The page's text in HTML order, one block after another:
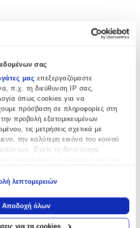
σας
μας επεξεργαζόμαστε
π.χ. τη διεύθυνση IP σας,
όπως cookies για να
πρόσβαση σε πληροφορίες στη
προβολή εξατομικευμένων
τις μετρήσεις σχετικά με
την καλύτερη εικόνα του κοινού
Έχετε τη δυνατότητα
σχετικά με τη γεωγραφική
μπορεί να είναι ακριβείς σε
λεπτομερειών
Αποδοχή όλων
για τα cookies